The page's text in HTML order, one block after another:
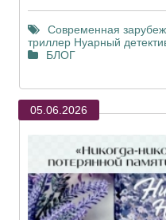
Современная
триллер Нуарный
БЛОГ
05.06.2026